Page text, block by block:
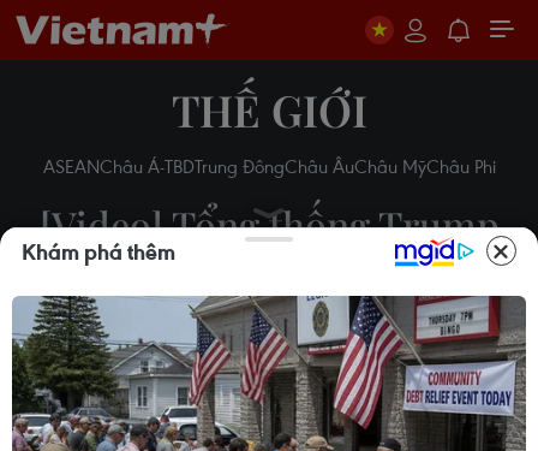
THẾ GIỚI
ASEANChâu Á-TBDTrung ĐôngChâu ÂuChâu MỹChâu Phi
[Video] Tổng thống Trump
tuyên bố bãi bỏ chính sách
một chiều với Cuba
17/06/2017 01:46
Khám phá thêm